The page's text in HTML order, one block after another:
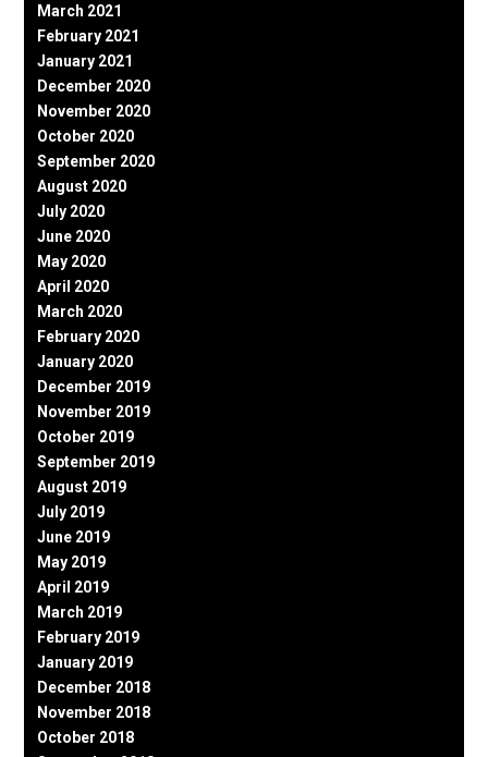
March 2021
February 2021
January 2021
December 2020
November 2020
October 2020
September 2020
August 2020
July 2020
June 2020
May 2020
April 2020
March 2020
February 2020
January 2020
December 2019
November 2019
October 2019
September 2019
August 2019
July 2019
June 2019
May 2019
April 2019
March 2019
February 2019
January 2019
December 2018
November 2018
October 2018